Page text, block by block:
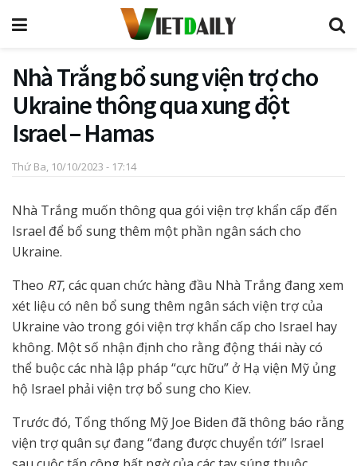
Nhà Trắng bổ sung viện trợ cho
Ukraine thông qua xung đột
Israel – Hamas
Thứ Ba, 10/10/2023 - 17:14
Nhà Trắng muốn thông qua gói viện trợ khẩn cấp đến
Israel để bổ sung thêm một phần ngân sách cho
Ukraine.
Theo RT, các quan chức hàng đầu Nhà Trắng đang xem
xét liệu có nên bổ sung thêm ngân sách viện trợ của
Ukraine vào trong gói viện trợ khẩn cấp cho Israel hay
không. Một số nhận định cho rằng động thái này có
thể buộc các nhà lập pháp “cực hữu” ở Hạ viện Mỹ ủng
hộ Israel phải viện trợ bổ sung cho Kiev.
Trước đó, Tổng thống Mỹ Joe Biden đã thông báo rằng
viện trợ quân sự đang “đang được chuyển tới” Israel